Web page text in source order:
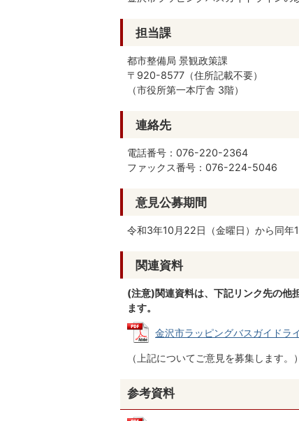
担当課
都市整備局 景観政策課
〒920-8577（住所記載不要）
（市役所第一本庁舎 3階）
連絡先
電話番号：076-220-2364
ファックス番号：076-224-5046
意見公募期間
令和3年10月22日（金曜日）から同年
関連資料
(注意)関連資料は、下記リンク先の他
ます。
金沢市ラッピングバスガイドラ
（上記についてご意見を募集します。）
参考資料